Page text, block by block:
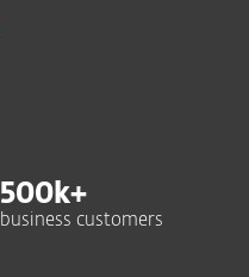
500 k+
business customers